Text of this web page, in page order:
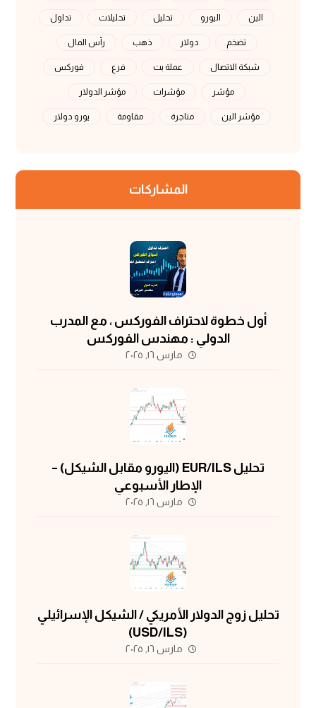
الين اليورو تحليل تحليلات تداول
تضخم دولار ذهب رأس المال
شبكة الاتصال عملة بت فرع فوركس
مؤشر مؤشرات مؤشر الدولار
مؤشر الين متاجرة مقاومة يورو دولار
المشاركات
أول خطوة لاحتراف الفوركس ، مع المدرب
الدولي : مهندس الفوركس
مارس ١٦, ٢٠٢٥
تحليل EUR/ILS (اليورو مقابل الشيكل) –
الإطار الأسبوعي
مارس ١٦, ٢٠٢٥
تحليل زوج الدولار الأمريكي / الشيكل الإسرائيلي
(USD/ILS)
مارس ١٦, ٢٠٢٥